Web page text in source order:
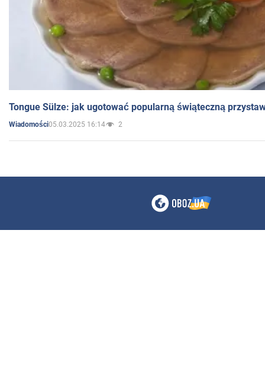
Tongue Sülze: jak ugotować popularną świąteczną
Wiadomości05.03.2025 16:14 2